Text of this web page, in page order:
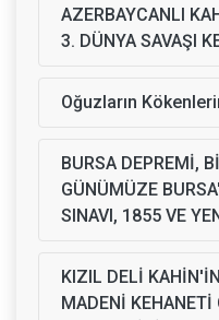
AZERBAYCANLI
3. DÜNYA SAVAŞI
Oğuzların
BURSA DEPREMİ,
GÜNÜMÜZE
SINAVI, 1855 VE
KIZIL DELİ
MADENİ KEHANETİ